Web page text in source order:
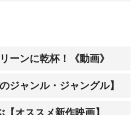
ーンに乾杯！《動画》
ジャンル・ジャングル】
【オススメ新作映画】